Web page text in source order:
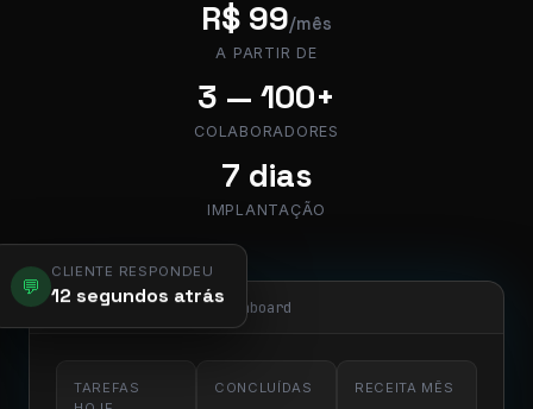
R$ 99/mês
A PARTIR DE
3 — 100+
COLABORADORES
7 dias
IMPLANTAÇÃO
💬
CLIENTE RESPONDEU
12 segundos atrás
app.pier.mobi/dashboard
TAREFAS
CONCLUÍDAS RECEITA MÊS